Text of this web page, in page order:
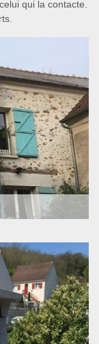
qui la contacte.